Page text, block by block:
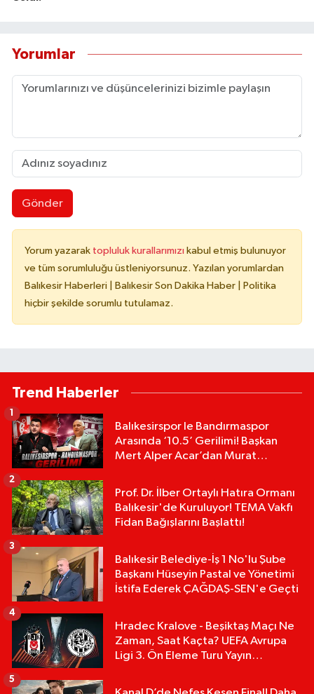
Yorumlar
Gönder
Yorum yazarak topluluk kurallarımızı kabul etmiş bulunuyor
ve tüm sorumluluğu üstleniyorsunuz. Yazılan yorumlardan
Balıkesir Haberleri | Balıkesir Son Dakika Haber | Politika
hiçbir şekilde sorumlu tutulamaz.
Trend Haberler
Balıkesirspor le Bandırmaspor
Arasında ‘10.5’ Gerilimi! Başkan
Mert Alper Acar’dan Murat
Prof. Dr. İlber Ortaylı Hatıra Ormanı
Balıkesir'de Kuruluyor! TEMA Vakfı
Fidan Bağışlarını Başlattı!
2
Balıkesir Belediye-İş 1 No'lu Şube
Başkanı Hüseyin Pastal ve Yönetimi
İstifa Ederek ÇAĞDAŞ-SEN'e Geçti
3
Hradec Kralove - Beşiktaş Maçı Ne
Zaman, Saat Kaçta? UEFA Avrupa
Ligi 3. Ön Eleme Turu Yayın
4
5